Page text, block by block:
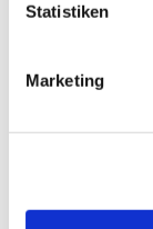
Statistiken
Marketing